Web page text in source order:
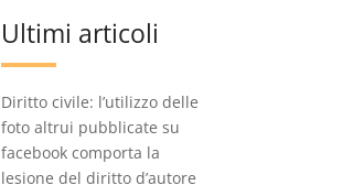
Ultimi articoli
Diritto civile: l’utilizzo delle
foto altrui pubblicate su
facebook comporta la
lesione del diritto d’autore